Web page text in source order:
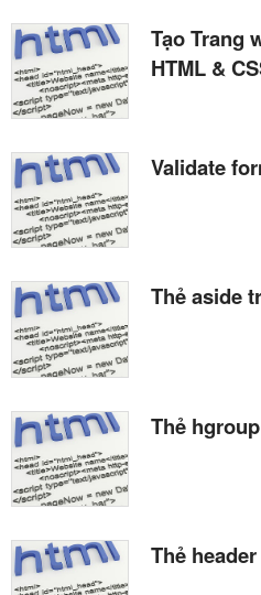
Tạo Trang
HTML &
Validate
Thẻ aside
Thẻ
Thẻ